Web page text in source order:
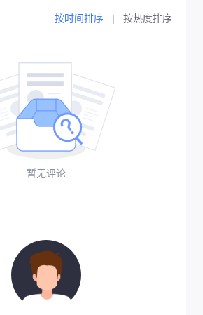
按时间排序 | 按热度排序
暂无评论